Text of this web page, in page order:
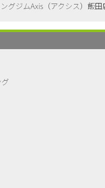
グジムAxis（アクシス）飯田